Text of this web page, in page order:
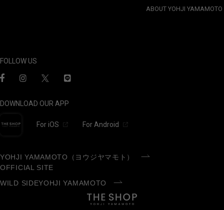
ABOUT YOHJI YAMAMOTO
FOLLOW US
DOWNLOAD OUR APP
For iOS For Android
YOHJI YAMAMOTO（ヨウジヤマモト）
OFFICIAL SITE
WILD SIDEYOHJI YAMAMOTO